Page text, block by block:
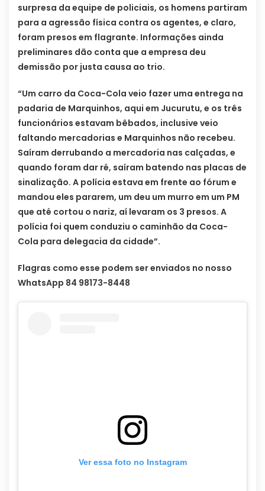
surpresa da equipe de policiais, os homens partiram
para a agressão física contra os agentes, e claro,
foram presos em flagrante. Informações ainda
preliminares dão conta que a empresa deu
demissão por justa causa ao trio.
“Um carro da Coca-Cola veio fazer uma entrega na
padaria de Marquinhos, aqui em Jucurutu, e os três
funcionários estavam bêbados, inclusive veio
faltando mercadorias e Marquinhos não recebeu.
Saíram derrubando a mercadoria nas calçadas, e
quando foram dar ré, saíram batendo nas placas de
sinalização. A polícia estava em frente ao fórum e
mandou eles pararem, um deu um murro em um PM
que até cortou o nariz, aí levaram os 3 presos. A
polícia foi quem conduziu o caminhão da Coca-
Cola para delegacia da cidade”.
Flagras como esse podem ser enviados no nosso
WhatsApp 84 98173-8448
Ver essa foto no Instagram